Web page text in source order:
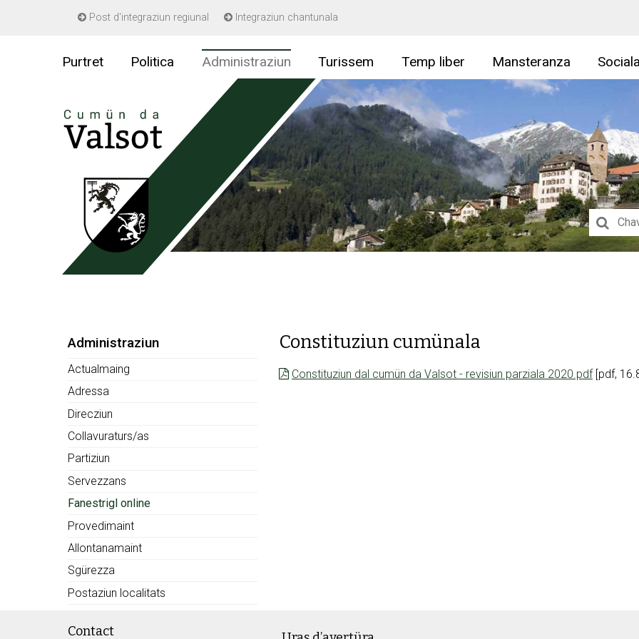
Navigieren in Gemeinde Valsot
Post d'integraziun regiunal Integraziun chantunala
Purtret Politica Administraziun Turissem Temp liber Mansteranza Sociala
AdministraziunSubnav:
Actualmaing
Adressa
Direcziun
Collavuraturs/as
Partiziun
Servezzans
Fanestrigl online
Provedimaint
Allontanamaint
Sgürezza
Postaziun localitats
Constituziun cumünala
Constituziun dal cumün da Valsot - revisiun parziala 2020.pdf[pdf,
Contact